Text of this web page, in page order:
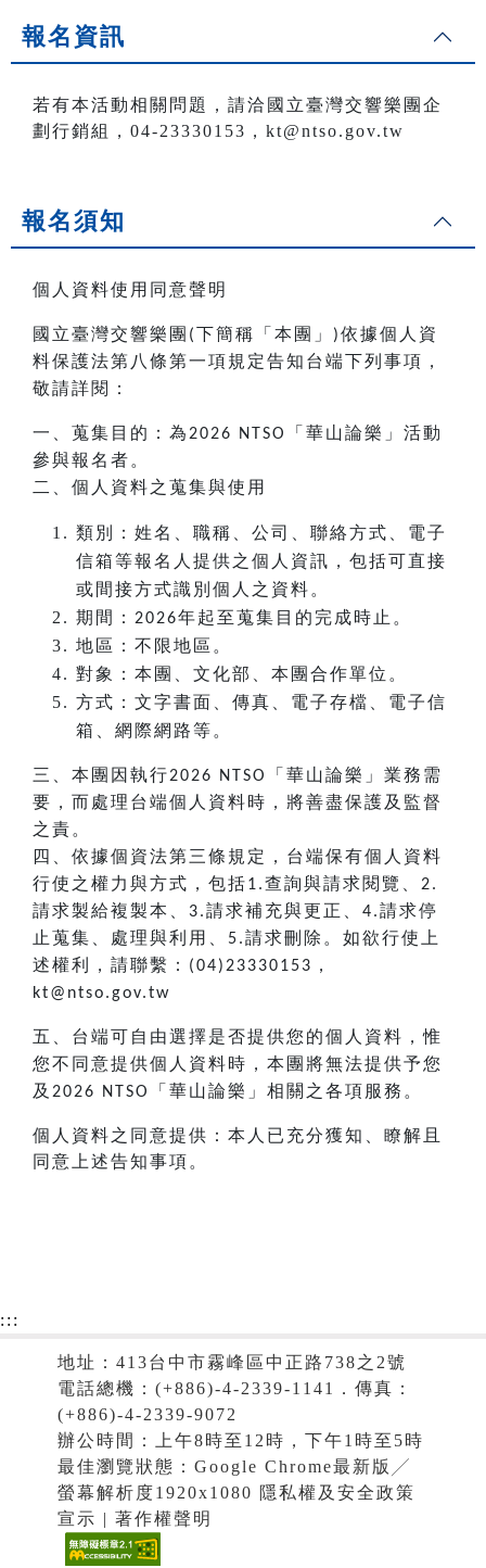
報名資訊
若有本活動相關問題，請洽國立臺灣交響樂團企
劃行銷組，04-23330153，kt@ntso.gov.tw
報名須知
個人資料使用同意聲明
國立臺灣交響樂團 (下簡稱「本團」 )依據個人資
料保護法第八條第一項規定告知台端下列事項，
敬請詳閱：
一、蒐集目的：為2026 NTSO
「華山論樂」活動
參與報名者。
二、個人資料之蒐集與使用
類別：姓名、職稱、公司、聯絡方式、電子
信箱等報名人提供之個人資訊，包括可直接
或間接方式識別個人之資料。
期間： 2026年起至蒐集目的完成時止。
地區：不限地區。
對象：本團、文化部、本團合作單位。
方式：文字書面、傳真、電子存檔、電子信
箱、網際網路等。
三、本團因執行2026 NTSO
「華山論樂」業務需
要，而處理台端個人資料時，將善盡保護及監督
之責。
四、依據個資法第三條規定，台端保有個人資料
行使之權力與方式，包括1.查詢與請求閱覽、 2.
請求製給複製本、 3.請求補充與更正、 4.請求停
止蒐集、處理與利用、 5.請求刪除。如欲行使上
述權利，請聯繫： (04)23330153 ，
kt@ntso.gov.tw
五、台端可自由選擇是否提供您的個人資料，惟
您不同意提供個人資料時，本團將無法提供予您
及 2026 NTSO 「華山論樂」相關之各項服務。
個人資料之同意提供：本人已充分獲知、瞭解且
同意上述告知事項。
:::
地址：413台中市霧峰區中正路738之2號
電話總機：(+886)-4-2339-1141．傳真：
(+886)-4-2339-9072
辦公時間：上午8時至12時，下午1時至5時
最佳瀏覽狀態：Google Chrome最新版╱
螢幕解析度1920x1080 隱私權及安全政策
宣示 | 著作權聲明